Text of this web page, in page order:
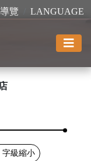
覽 LANGUAGE
字級縮小